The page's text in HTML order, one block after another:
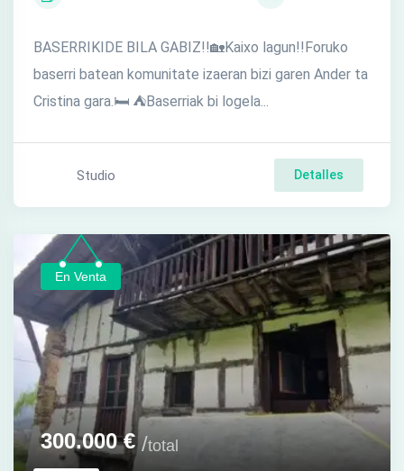
BASERRIKIDE BILA GABIZ!!🏡Kaixo lagun!!Foruko
baserri batean komunitate izaeran bizi garen Ander ta
Cristina gara.🛏 ⛺️Baserriak bi logela...
Studio Detalles
En Venta
300.000€ total